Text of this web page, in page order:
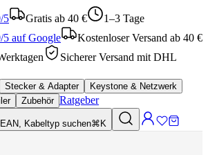
5 Gratis ab 40 €
1–3 Tage
5 auf Google
Kostenloser Versand ab 40 €
Sicherer Versand mit DHL
Stecker & Adapter
Keystone & Netzwerk
Zubehör Ratgeber
Kabeltyp suchen⌘K